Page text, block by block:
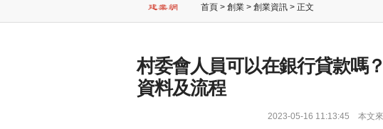
首頁> 創業> 創業資訊> 正文
村委會人員可以在銀行貸款嗎
資料及流程
2023-05-16 11:13:45 本文來